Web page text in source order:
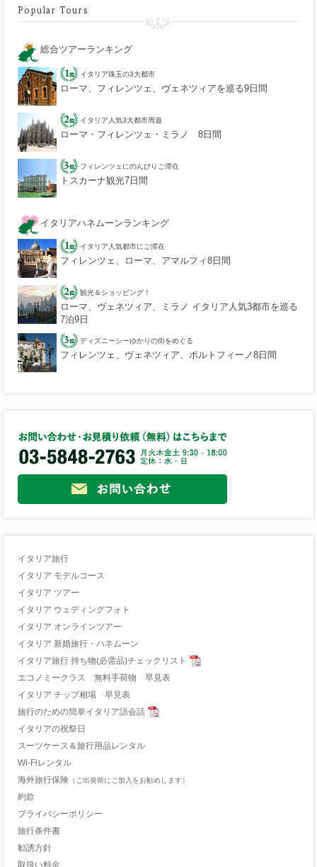
Popular Tours
総合ツアーランキング
イタリア珠玉の3大都市
ローマ、フィレンツェ、ヴェネツィアを巡る9日間
イタリア人気3大都市周遊
ローマ・フィレンツェ・ミラノ 8日間
フィレンツェにのんびりご滞在
トスカーナ観光7日間
イタリアハネムーンランキング
イタリア人気都市にご滞在
フィレンツェ、ローマ、アマルフィ8日間
観光＆ショッピング！
ローマ、ヴェネツィア、ミラノ イタリア人気3都市を巡る
7泊9日
ディズニーシーゆかりの街をめぐる
フィレンツェ、ヴェネツィア、ポルトフィーノ8日間
イタリア旅行
イタリア モデルコース
イタリア ツアー
イタリア ウェディングフォト
イタリア オンラインツアー
イタリア 新婚旅行・ハネムーン
イタリア旅行 持ち物(必需品)チェックリスト
エコノミークラス 無料手荷物 早見表
イタリア チップ相場 早見表
旅行のための簡単イタリア語会話
イタリアの祝祭日
スーツケース＆旅行用品レンタル
Wi-Fiレンタル
海外旅行保険 （ご出発前にご加入をお勧めします）
約款
プライバシーポリシー
旅行条件書
勧誘方針
取扱い料金